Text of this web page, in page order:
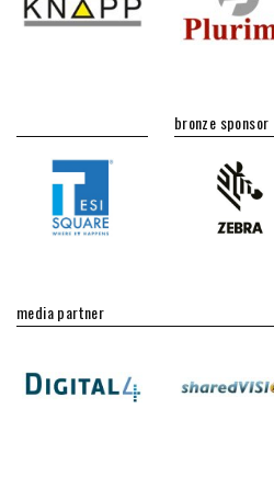
bronze sponsor
media partner